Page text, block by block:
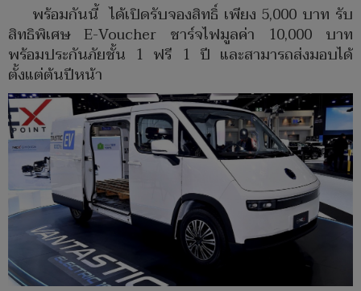
พร้อมกันนี้ ได้เปิดรับจองสิทธิ์ เพียง 5,000 บาท รับ
สิทธิพิเศษ E-Voucher ชาร์จไฟมูลค่า 10,000 บาท
พร้อมประกันภัยชั้น 1 ฟรี 1 ปี และสามารถส่งมอบได้
ตั้งแต่ต้นปีหน้า